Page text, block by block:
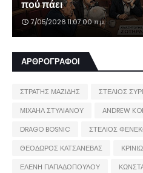
πού πάει
7/05/2026 11:07:00 π.μ.
ΑΡΘΡΟΓΡΑΦΟΙ
ΣΤΡΑΤΗΣ ΜΑΖΙΔΗΣ ΣΤΕΛΙΟΣ
ΜΙΧΑΗΛ ΣΤΥΛΙΑΝΟΥ
ANDREW
DRAGO BOSNIC
ΣΤΕΛΙΟΣ
ΘΕΟΔΩΡΟΣ ΚΑΤΣΑΝΕΒΑΣ
ΕΛΕΝΗ ΠΑΠΑΔΟΠΟΥΛΟΥ